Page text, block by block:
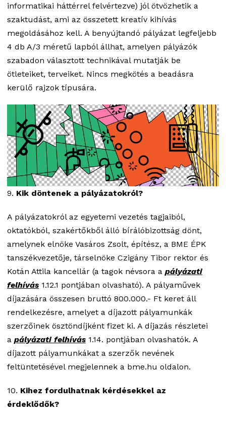
informatikai háttérrel felvértezve) jól ötvözhetik a
szaktudást, ami az összetett kreatív kihívás
megoldásához kell. A benyújtandó pályázat legfeljebb
4 db A/3 méretű lapból állhat, amelyen pályázók
szabadon választott technikával mutatják be
ötleteiket, terveiket. Nincs megkötés a beadásra
kerülő rajzok típusára.
9. Kik döntenek a pályázatokról?
A pályázatokról az egyetemi vezetés tagjaiból,
oktatókból, szakértőkből álló bírálóbizottság dönt,
amelynek elnöke Vasáros Zsolt, építész, a BME ÉPK
tanszékvezetője, társelnöke Czigány Tibor rektor és
Kotán Attila kancellár (a tagok névsora a pályázati
felhívás 1.12.1 pontjában olvasható). A pályaművek
díjazására összesen bruttó 800.000.- Ft keret áll
rendelkezésre, amelyet a díjazott pályamunkák
szerzőinek ösztöndíjként fizet ki. A díjazás részletei
a pályázati felhívás 1.14. pontjában olvashatók. A
díjazott pályamunkákat a szerzők nevének
feltüntetésével megjelennek a bme.hu oldalon.
10. Kihez fordulhatnak kérdésekkel az
érdeklődők?